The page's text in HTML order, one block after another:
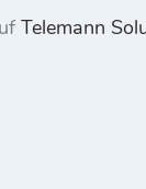
Telemann